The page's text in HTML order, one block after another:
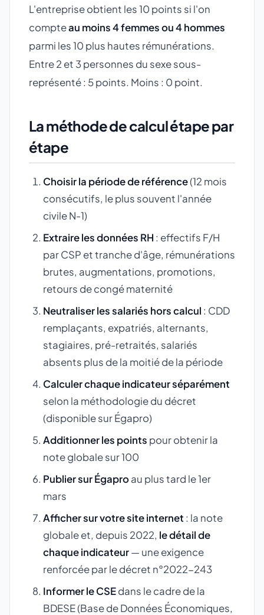
L'entreprise obtient les 10 points si l'on
compteau moins 4 femmes ou 4 hommes
parmi les 10 plus hautes rémunérations.
Entre 2 et 3 personnes du sexe sous-
représenté : 5 points. Moins : 0 point.
La méthode de calcul étape par
étape
Choisir la période de référence(12 mois
consécutifs, le plus souvent l'année
civile N-1)
Extraire les données RH : effectifs F/H
par CSP et tranche d'âge, rémunérations
brutes, augmentations, promotions,
retours de congé maternité
Neutraliser les salariés hors calcul : CDD
remplaçants, expatriés, alternants,
stagiaires, pré-retraités, salariés
absents plus de la moitié de la période
Calculer chaque indicateur séparément
selon la méthodologie du décret
(disponible sur Égapro)
Additionner les points pour obtenir la
note globale sur 100
Publier sur Égaproau plus tard le 1er
mars
Afficher sur votre site internet : la note
globale et, depuis 2022, le détail de
chaque indicateur— une exigence
renforcée par le décret n°2022-243
Informer le CSEdans le cadre de la
BDESE (Base de Données Économiques,